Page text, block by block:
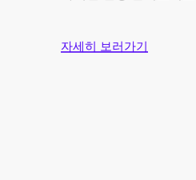
자세히 보러가기